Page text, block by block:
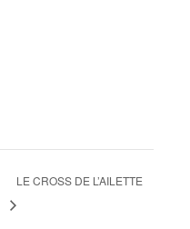
LE CROSS DE L’AILETTE